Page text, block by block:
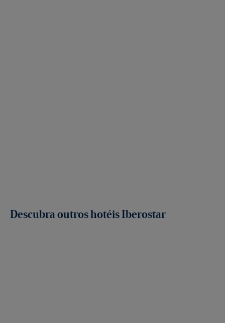
Descubra outros hotéis Iberostar